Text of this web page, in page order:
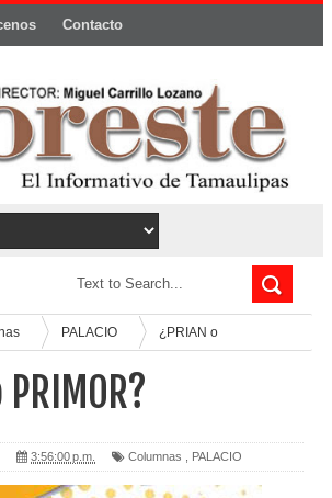
Contacto
PALACIO
¿PRIAN o
3:56:00 p.m. Columnas PALACIO